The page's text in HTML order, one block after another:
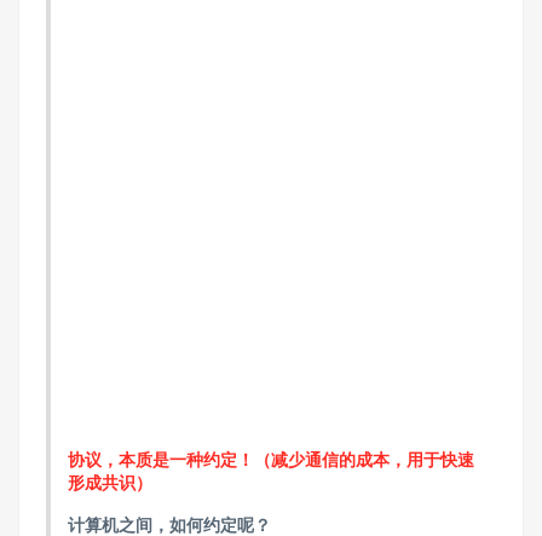
协议，本质是一种约定！（减少通信的成本，用于快速
形成共识）
计算机之间，如何约定呢？